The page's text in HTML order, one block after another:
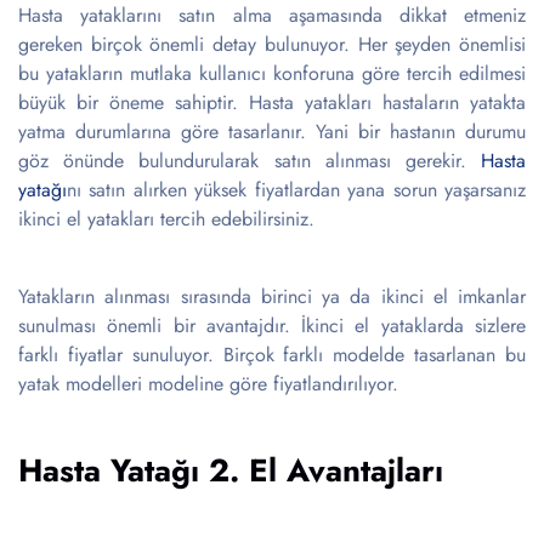
Hasta yataklarını satın alma aşamasında dikkat etmeniz
gereken birçok önemli detay bulunuyor. Her şeyden önemlisi
bu yatakların mutlaka kullanıcı konforuna göre tercih edilmesi
büyük bir öneme sahiptir. Hasta yatakları hastaların yatakta
yatma durumlarına göre tasarlanır. Yani bir hastanın durumu
göz önünde bulundurularak satın alınması gerekir. Hasta
yatağını satın alırken yüksek fiyatlardan yana sorun yaşarsanız
ikinci el yatakları tercih edebilirsiniz.
Yatakların alınması sırasında birinci ya da ikinci el imkanlar
sunulması önemli bir avantajdır. İkinci el yataklarda sizlere
farklı fiyatlar sunuluyor. Birçok farklı modelde tasarlanan bu
yatak modelleri modeline göre fiyatlandırılıyor.
Hasta Yatağı 2. El Avantajları